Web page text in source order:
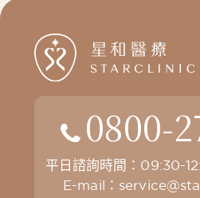
0800-
平日諮詢時間：09:30-
E-mail：